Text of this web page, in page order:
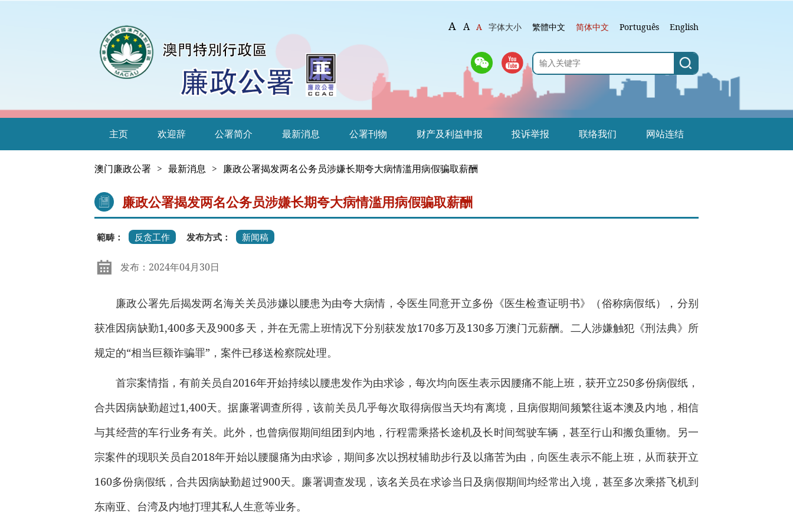
A A A 字体大小 繁體中文 简体中文 Português English
主页 欢迎辞 公署简介 最新消息 公署刊物 财产及利益申报 投诉举报 联络我们 网站连结
澳门廉政公署 > 最新消息 > 廉政公署揭发两名公务员涉嫌长期夸大病情滥用病假骗取薪酬
廉政公署揭发两名公务员涉嫌长期夸大病情滥用病假骗取薪酬
範畴： 反贪工作 发布方式： 新闻稿
发布：2024年04月30日
廉政公署先后揭发两名海关关员涉嫌以腰患为由夸大病情，令医生同意开立多份《医生检查证明书》（俗称病假纸），分别
获准因病缺勤1,400多天及900多天，并在无需上班情况下分别获发放170多万及130多万澳门元薪酬。二人涉嫌触犯《刑法典》所
规定的“相当巨额诈骗罪”，案件已移送检察院处理。
首宗案情指，有前关员自2016年开始持续以腰患发作为由求诊，每次均向医生表示因腰痛不能上班，获开立250多份病假纸，
合共因病缺勤超过1,400天。据廉署调查所得，该前关员几乎每次取得病假当天均有离境，且病假期间频繁往返本澳及内地，相信
与其经营的车行业务有关。此外，也曾病假期间组团到内地，行程需乘搭长途机及长时间驾驶车辆，甚至行山和搬负重物。另一
宗案件的现职关员自2018年开始以腰腿痛为由求诊，期间多次以拐杖辅助步行及以痛苦为由，向医生表示不能上班，从而获开立
160多份病假纸，合共因病缺勤超过900天。廉署调查发现，该名关员在求诊当日及病假期间均经常出入境，甚至多次乘搭飞机到
东南亚、台湾及内地打理其私人生意等业务。